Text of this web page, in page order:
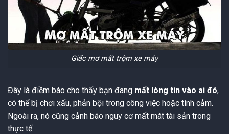
Giấc mơ mất trộm xe máy
Đây là điềm báo cho thấy bạn đang mất lòng tin vào ai đó,
có thể bị chơi xấu, phản bội trong công việc hoặc tình cảm.
Ngoài ra, nó cũng cảnh báo nguy cơ mất mát tài sản trong
thực tế.